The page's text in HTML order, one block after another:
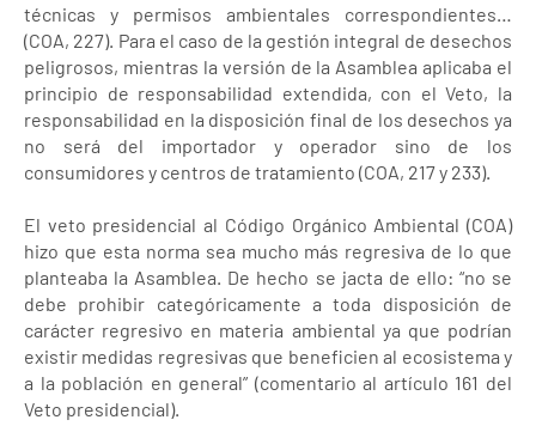
técnicas y permisos ambientales correspondientes…
(COA, 227). Para el caso de la gestión integral de desechos
peligrosos, mientras la versión de la Asamblea aplicaba el
principio de responsabilidad extendida, con el Veto, la
responsabilidad en la disposición final de los desechos ya
no será del importador y operador sino de los
consumidores y centros de tratamiento (COA, 217 y 233).
El veto presidencial al Código Orgánico Ambiental (COA)
hizo que esta norma sea mucho más regresiva de lo que
planteaba la Asamblea. De hecho se jacta de ello: “no se
debe prohibir categóricamente a toda disposición de
carácter regresivo en materia ambiental ya que podrían
existir medidas regresivas que beneficien al ecosistema y
a la población en general” (comentario al artículo 161 del
Veto presidencial).